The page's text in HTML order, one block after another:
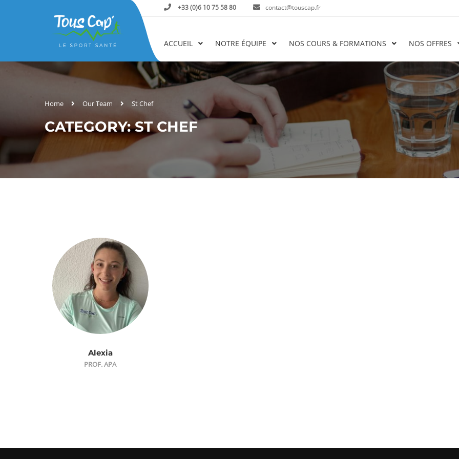
+33 (0)6 10 75 58 80 contact@touscap.fr
ACCUEIL NOTRE ÉQUIPE NOS COURS & FORMATIONS NOS OFFRES
Home Our Team St Chef
CATEGORY: ST CHEF
Alexia
PROF. APA